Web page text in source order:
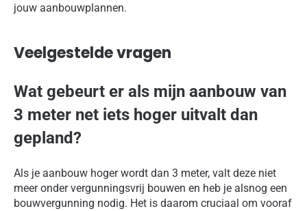
jouw aanbouwplannen.
Veelgestelde vragen
Wat gebeurt er als mijn aanbouw van
3 meter net iets hoger uitvalt dan
gepland?
Als je aanbouw hoger wordt dan 3 meter, valt deze niet
meer onder vergunningsvrij bouwen en heb je alsnog een
bouwvergunning nodig. Het is daarom cruciaal om vooraf